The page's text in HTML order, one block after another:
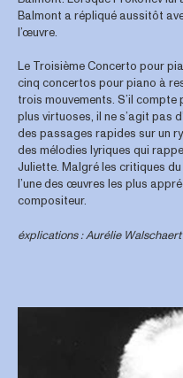
Balmont a répliqué aussitôt
l’œuvre.
Le Troisième Concerto pour
cinq concertos pour piano à
trois mouvements. S’il
plus virtuoses, il ne s’agit pas
des passages rapides sur un
des mélodies lyriques qui
Juliette. Malgré les critiques
l’une des œuvres les plus
compositeur.
éxplications : Aurélie Walschaert